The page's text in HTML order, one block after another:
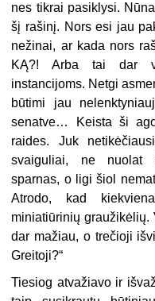
nes tikrai pasiklysi.
šį rašinį. Nors esi jau
nežinai, ar kada nors
KĄ?! Arba tai dar
instancijoms. Netgi
būtimi jau
senatve… Keista ši
raides. Juk
svaiguliai, ne nuolat
sparnas, o ligi šiol
Atrodo, kad
miniatiūrinių
dar mažiau, o trečioji
Greitoji?“
Tiesiog atvažiavo ir